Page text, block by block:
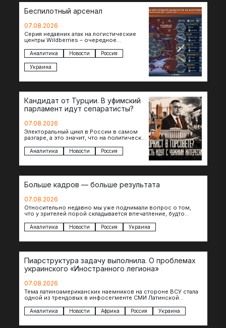
Беспилотный арсенал
07.08.2026
Серия недавних атак на логистические
центры Wildberries – очередное
российского тыла. И суть здесь даже не…
Аналитика Новости Россия
Украина
Кандидат от Турции. В уфимский
парламент идут сепаратисты?
07.08.2026
Электоральный цикл в России в самом
разгаре, а это значит, что на политическое
сомнительной репутацией….
Аналитика Новости Россия
Больше кадров — больше результата
07.08.2026
Относительно недавно мы уже поднимали вопрос о том,
что у зрителей порой складывается впечатление, будто
Аналитика Новости Россия Украина
Пиарструктура задачу выполнила. О проблемах
украинского «Иностранного легиона»
07.08.2026
Тема латиноамериканских наемников на стороне ВСУ стала
одной из трендовых в инфосегменте СМИ Латинской
Аналитика Новости Африка Россия Украина